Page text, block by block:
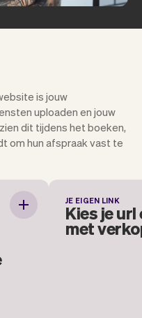
is jouw
uploaden en jouw
dit tijdens het boeken,
om hun afspraak vast te
je
je
JE EIGEN LINK
Kies je url
met
Kies je